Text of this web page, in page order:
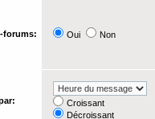
forums: Oui Non
Croissant
Décroissant